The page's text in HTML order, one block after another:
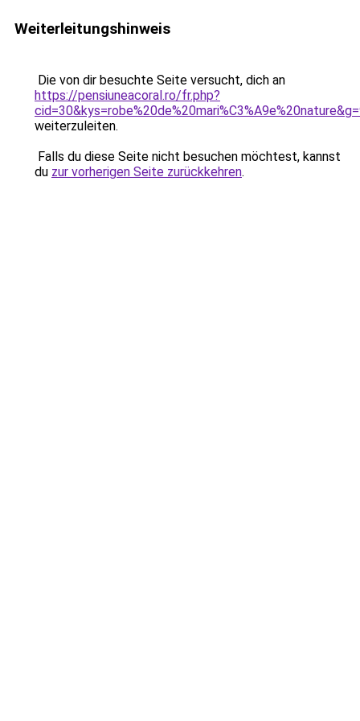
Weiterleitungshinweis
Die von dir besuchte Seite versucht, dich an
https://pensiuneacoral.ro/fr.php?
weiterzuleiten.
Falls du diese Seite nicht besuchen möchtest, kannst
du zur vorherigen Seite zurückkehren.